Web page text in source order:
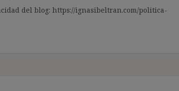
del blog: https://ignasibeltran.com/politica-